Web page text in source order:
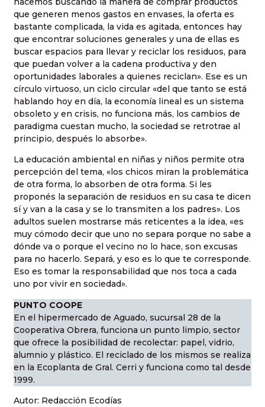
que generen menos gastos en envases, la oferta es
bastante complicada, la vida es agitada, entonces hay
que encontrar soluciones generales y una de ellas es
buscar espacios para llevar y reciclar los residuos, para
que puedan volver a la cadena productiva y den
oportunidades laborales a quienes reciclan». Ese es un
círculo virtuoso, un ciclo circular «del que tanto se está
hablando hoy en día, la economía lineal es un sistema
obsoleto y en crisis, no funciona más, los cambios de
paradigma cuestan mucho, la sociedad se retrotrae al
principio, después lo absorbe».
La educación ambiental en niñas y niños permite otra
percepción del tema, «los chicos miran la problemática
de otra forma, lo absorben de otra forma. Si les
proponés la separación de residuos en su casa te dicen
sí y van a la casa y se lo transmiten a los padres». Los
adultos suelen mostrarse más reticentes a la idea, «es
muy cómodo decir que uno no separa porque no sabe a
dónde va o porque el vecino no lo hace, son excusas
para no hacerlo. Separá, y eso es lo que te corresponde.
Eso es tomar la responsabilidad que nos toca a cada
uno por vivir en sociedad».
PUNTO COOPE
En el hipermercado de Aguado, sucursal 28 de la
Cooperativa Obrera, funciona un punto limpio, sector
que ofrece la posibilidad de recolectar: papel, vidrio,
alumnio y plástico. El reciclado de los mismos se realiza
en la Ecoplanta de Gral. Cerri y funciona como tal desde
1999.
Autor: Redacción Ecodías